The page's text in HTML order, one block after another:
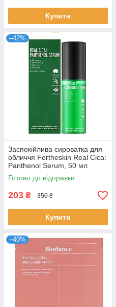
Купити
–42%
Заспокійлива сироватка для
обличчя Fortheskin Real Cica:
Panthenol Serum, 50 мл
Готово до відправки
203 ₴ 350 ₴
Купити
–40%